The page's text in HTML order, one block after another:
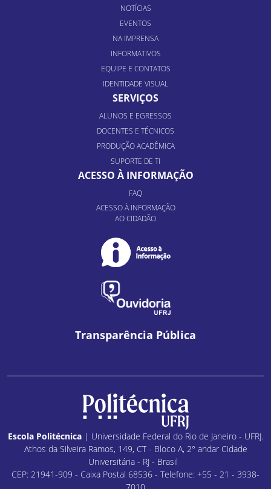
NOTÍCIAS
EVENTOS
NA IMPRENSA
INFORMATIVOS
EQUIPE E CONTATOS
IDENTIDADE VISUAL
SERVIÇOS
ALUNOS E EGRESSOS
DOCENTES E TÉCNICOS
PRODUÇÃO ACADÊMICA
SUPORTE DE TI
ACESSO À INFORMAÇÃO
FAQ
ACESSO À INFORMAÇÃO
AO CIDADÃO
Transparência Pública
Escola Politécnica | Universidade Federal do Rio de Janeiro - UFRJ.
Athos da Silveira Ramos, 149, CT - Bloco A, 2° andar Cidade
Universitária - RJ - Brasil
CEP: 21941-909 - Caixa Postal 68536 - Telefone: +55 - 21 - 3938-